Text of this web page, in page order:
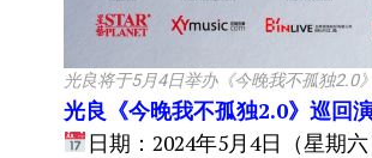
光良将于5月4日举办《今晚我不孤独2.0
光良《今晚我不孤独2.0》巡回
日期：2024年5月4日（星期六